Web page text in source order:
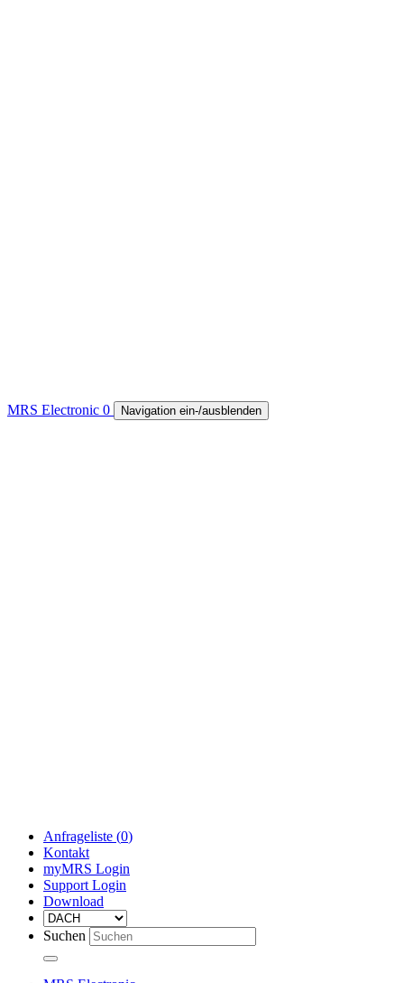
MRS Electronic 0 Navigation ein-/ausblenden
Anfrageliste (0)
Kontakt
myMRS Login
Support Login
Download
Suchen